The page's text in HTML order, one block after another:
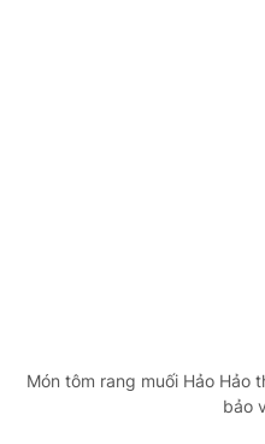
Món tôm rang muối Hảo Hảo
bảo